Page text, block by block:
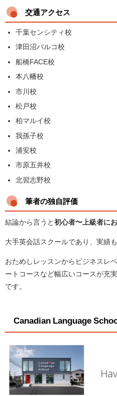
交通アクセス
千葉センシティ校
津田沼パルコ校
船橋FACE校
本八幡校
市川校
松戸校
柏マルイ校
我孫子校
浦安校
市原五井校
北習志野校
筆者の独自評価
結論から言うと 初心者〜上級者に
大手英会話スクールであり、実績も
おためしレッスンからビジネスレ
ートコースなど幅広いコースが充
です。
Canadian Language